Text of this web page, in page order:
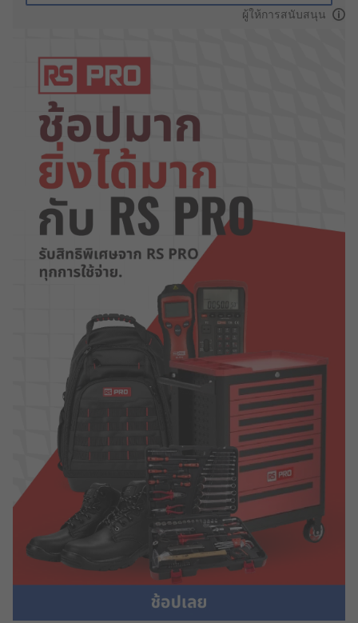
ผู้ให้การสนับสนุน